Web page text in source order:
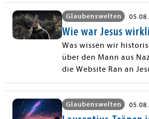
Glaubenswelten
Wie war Jesus
Was wissen wir
über den Mann aus
die Website Ran an
Glaubenswelten